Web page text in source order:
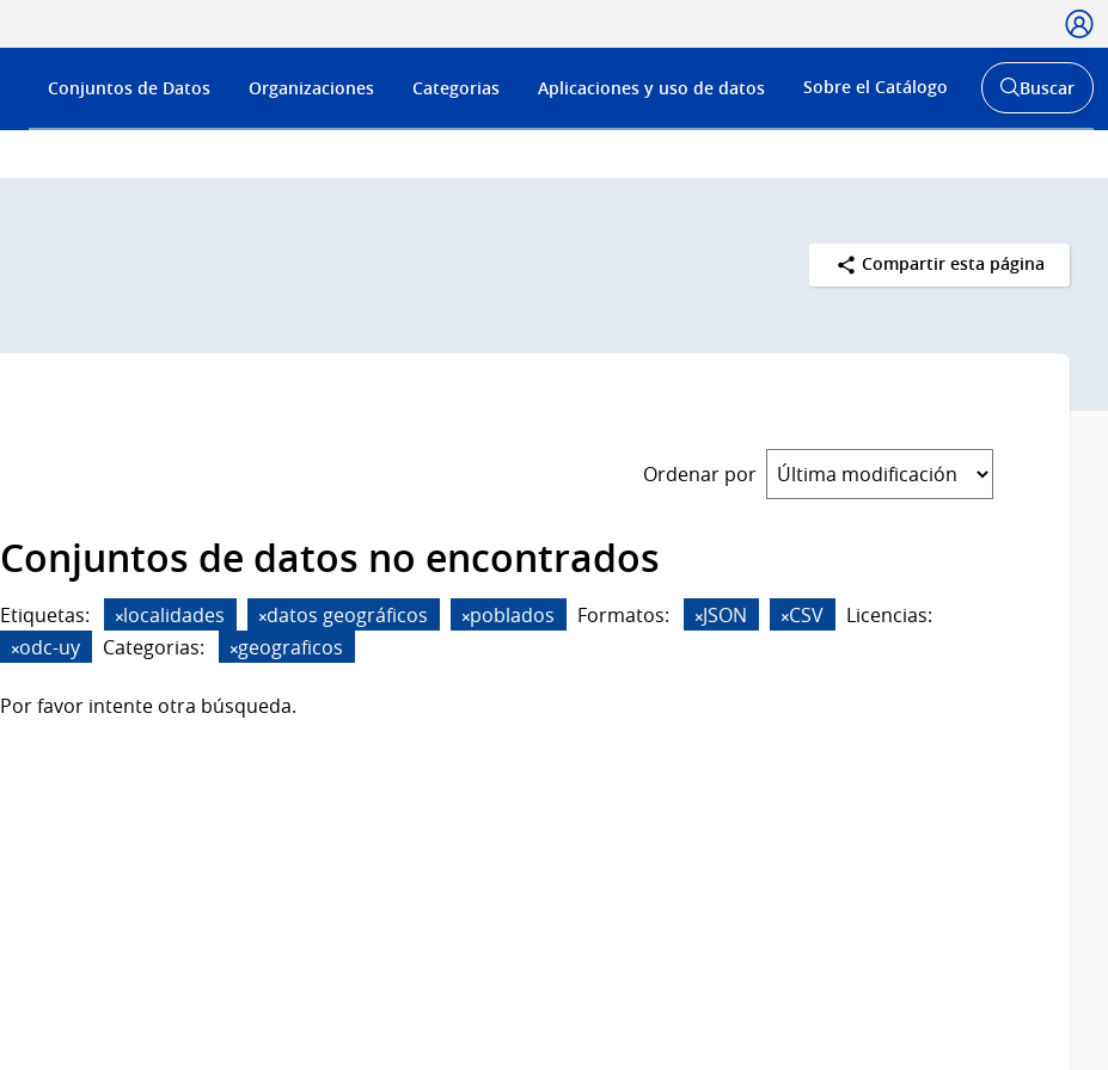
Menú
de
Conjuntos de Datos Organizaciones Categorias Aplicaciones y uso de datos Sobre el Catálogo
Abrir
buscador
Buscar
Compartir esta página
Ordenar por
Conjuntos de datos no encontrados
Etiquetas: localidades datos geográficos poblados Formatos: JSON CSV
Licencias:
odc-uy
Categorias: geograficos
Por favor intente otra búsqueda.